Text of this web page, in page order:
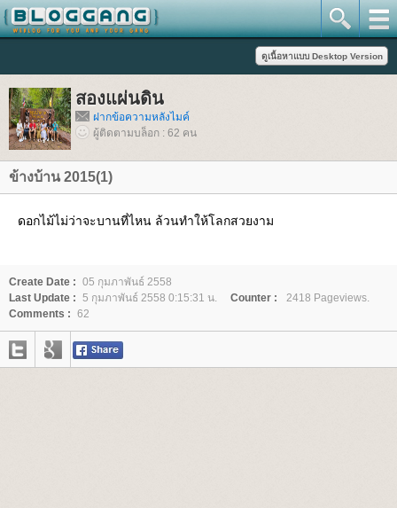
สองแผ่นดิน
ฝากข้อความหลังไมค์
ผู้ติดตามบล็อก : 62 คน
ข้างบ้าน 2015(1)
ดอกไม้ไม่ว่าจะบานที่ไหน ล้วนทำให้โลกสวยงาม
Create Date : 05 กุมภาพันธ์ 2558
Last Update : 5 กุมภาพันธ์ 2558 0:15:31 น. Counter :
2418 Pageviews.
Comments : 62